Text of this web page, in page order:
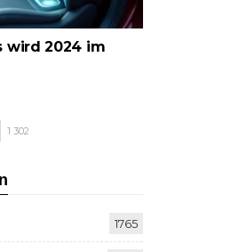
wird 2024 im
1 302
1765